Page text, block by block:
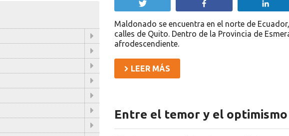
Maldonado se encuentra en el norte de
calles de Quito. Dentro de la Provincia de
afrodescendiente.
LEER MÁS
Entre el temor y el